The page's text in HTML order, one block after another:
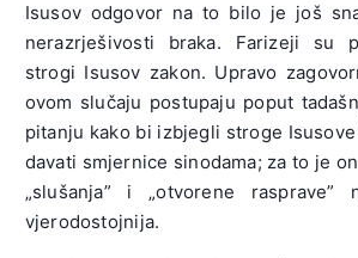
Isusov odgovor na to bilo je još
nerazrješivosti braka. Farizeji su
strogi Isusov zakon. Upravo
ovom slučaju postupaju poput
pitanju kako bi izbjegli stroge
davati smjernice sinodama; za to je
„slušanja” i „otvorene
vjerodostojnija.